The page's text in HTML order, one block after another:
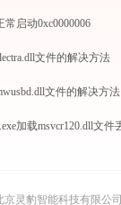
启动0xc0000006
文件的解决方法
文件的解决方法
加载msvcr120.dll文
京灵豹智能科技有限公司